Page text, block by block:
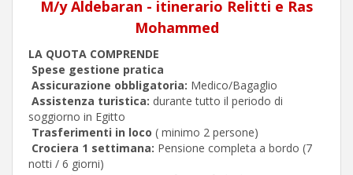
M/y Aldebaran - itinerario Relitti e Ras
Mohammed
LA QUOTA COMPRENDE
Spese gestione pratica
Assicurazione obbligatoria: Medico/Bagaglio
Assistenza turistica: durante tutto il periodo di
soggiorno in Egitto
Trasferimenti in loco ( minimo 2 persone)
Crociera 1 settimana: Pensione completa a bordo (7
notti / 6 giorni)